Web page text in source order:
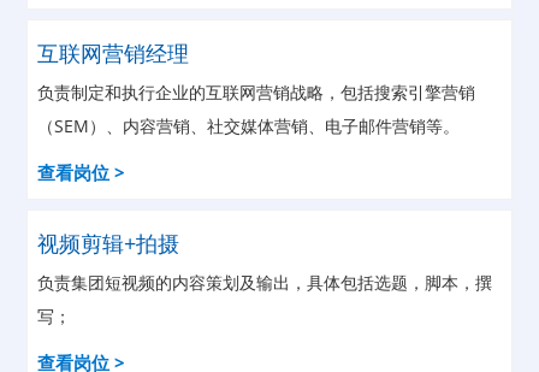
互联网营销经理
负责制定和执行企业的互联网营销战略，包括搜索引擎营销
（SEM）、内容营销、社交媒体营销、电子邮件营销等。
查看岗位 >
视频剪辑+拍摄
负责集团短视频的内容策划及输出，具体包括选题，脚本，撰
写；
查看岗位 >